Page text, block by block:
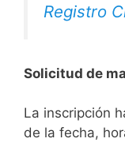
Registro
Solicitud de
La inscripción
de la fecha,